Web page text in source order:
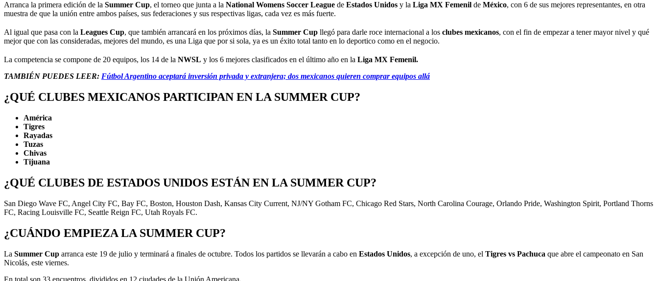
Arranca la primera edición de la Summer Cup, el torneo que junta a la National Womens Soccer League de Estados Unidos y la Liga MX Femenil de México, con 6 de sus mejores representantes, en otra
muestra de que la unión entre ambos países, sus federaciones y sus respectivas ligas, cada vez es más fuerte.
Al igual que pasa con la Leagues Cup, que también arrancará en los próximos días, la Summer Cup llegó para darle roce internacional a los clubes mexicanos, con el fin de empezar a tener mayor nivel y qué
mejor que con las consideradas, mejores del mundo, es una Liga que por si sola, ya es un éxito total tanto en lo deportico como en el negocio.
La competencia se compone de 20 equipos, los 14 de la NWSL y los 6 mejores clasificados en el último año en la Liga MX Femenil.
TAMBIÉN PUEDES LEER: Fútbol Argentino aceptará inversión privada y extranjera; dos mexicanos quieren comprar equipos allá
¿QUÉ CLUBES MEXICANOS PARTICIPAN EN LA SUMMER CUP?
América
Tigres
Rayadas
Tuzas
Chivas
Tijuana
¿QUÉ CLUBES DE ESTADOS UNIDOS ESTÁN EN LA SUMMER CUP?
San Diego Wave FC, Angel City FC, Bay FC, Boston, Houston Dash, Kansas City Current, NJ/NY Gotham FC, Chicago Red Stars, North Carolina Courage, Orlando Pride, Washington Spirit, Portland Thorns
FC, Racing Louisville FC, Seattle Reign FC, Utah Royals FC.
¿CUÁNDO EMPIEZA LA SUMMER CUP?
La Summer Cup arranca este 19 de julio y terminará a finales de octubre. Todos los partidos se llevarán a cabo en Estados Unidos, a excepción de uno, el Tigres vs Pachuca que abre el campeonato en San
Nicolás, este viernes.
En total son 33 encuentros, divididos en 12 ciudades de la Unión Americana.